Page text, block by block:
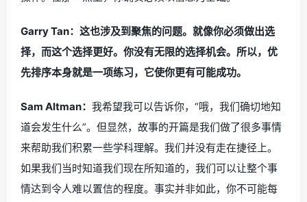
Garry Tan：这也涉及到聚焦的问题。就像你必须做出选
择，而这个选择更好。你没有无限的选择机会。所以，优
先排序本身就是一项练习，它使你更有可能成功。
Sam Altman： 我希望我可以告诉你，“哦，我们确切地知
道会发生什么”。但显然，故事的开篇是我们做了很多事情
来帮助我们积累一些学科理解。我们并没有走在捷径上。
如果我们当时知道我们现在所知道的，我们可以让整个事
情达到令人难以置信的程度。事实并非如此，你不可能每